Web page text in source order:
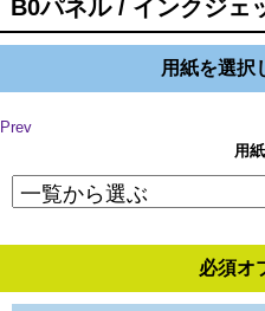
B0パネル / インクジェ
用紙を選択
Prev
用
必須オ